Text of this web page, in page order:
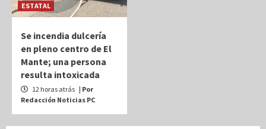
ESTATAL
Se incendia dulcería
en pleno centro de El
Mante; una persona
resulta intoxicada
12 horas atrás | Por
Redacción Noticias PC